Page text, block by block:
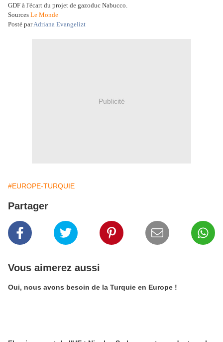
GDF à l'écart du projet de gazoduc Nabucco.
Sources Le Monde
Posté parAdriana Evangelizt
Publicité
#EUROPE-TURQUIE
Partager
Vous aimerez aussi
Oui, nous avons besoin de la Turquie en Europe !